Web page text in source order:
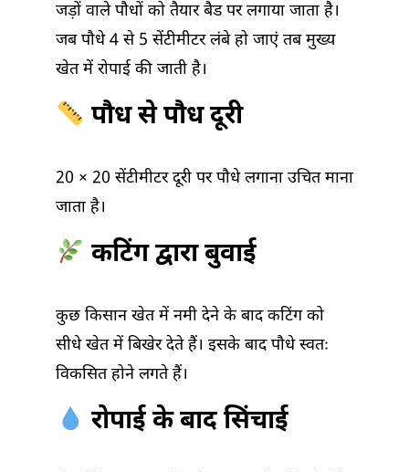
जड़ों वाले पौधों को तैयार बैड पर लगाया जाता है।
जब पौधे 4 से 5 सेंटीमीटर लंबे हो जाएं तब मुख्य
खेत में रोपाई की जाती है।
पौध से पौध दूरी
20 × 20 सेंटीमीटर दूरी पर पौधे लगाना उचित माना
जाता है।
कटिंग द्वारा बुवाई
कुछ किसान खेत में नमी देने के बाद कटिंग को
सीधे खेत में बिखेर देते हैं। इसके बाद पौधे स्वतः
विकसित होने लगते हैं।
रोपाई के बाद सिंचाई